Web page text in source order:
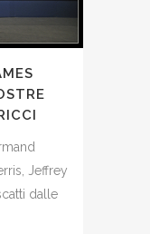
Jeffrey
dalle